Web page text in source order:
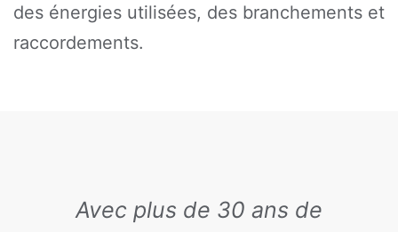
des énergies utilisées, des branchements et
raccordements.
Avec plus de 30 ans de